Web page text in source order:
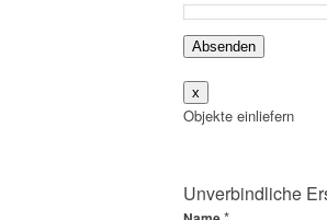
Absenden
x
Objekte einliefern
Unverbindliche